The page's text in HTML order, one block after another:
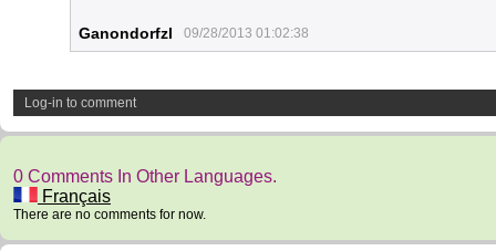
Ganondorfzl 09/28/2013 01:02:38
Log-in to comment
0 Comments In Other Languages.
Français
There are no comments for now.